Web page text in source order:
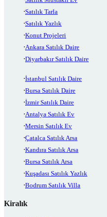
Satılık Tarla
Satılık Yazlık
Konut Projeleri
Ankara Satılık Daire
Diyarbakır Satılık Daire
İstanbul Satılık Daire
Bursa Satılık Daire
İzmir Satılık Daire
Antalya Satılık Ev
Mersin Satılık Ev
Çatalca Satılık Arsa
Kandıra Satılık Arsa
Bursa Satılık Arsa
Kuşadası Satılık Yazlık
Bodrum Satılık Villa
Kiralık